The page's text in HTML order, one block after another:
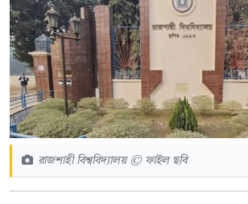
রাজশাহী বিশ্ববিদ্যালয় © ফাইল ছবি